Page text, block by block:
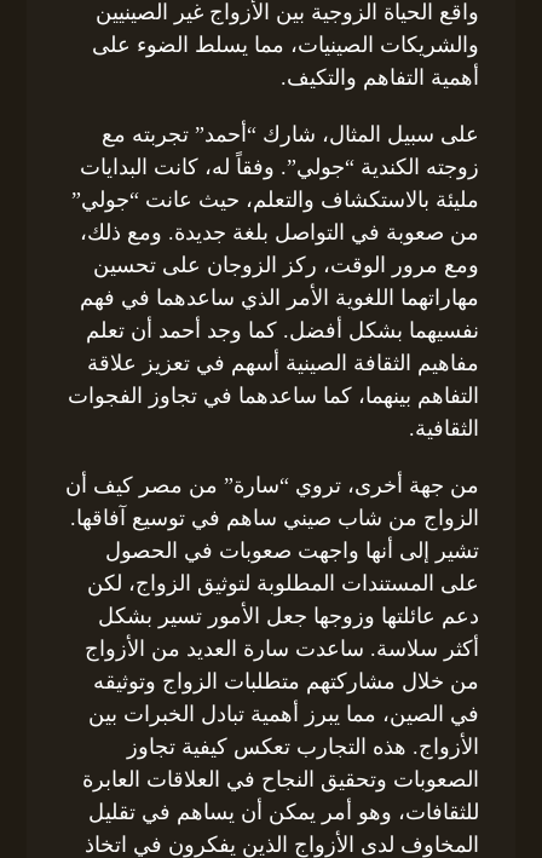
واقع الحياة الزوجية بين الأزواج غير الصينيين
والشريكات الصينيات، مما يسلط الضوء على
أهمية التفاهم والتكيف.
على سبيل المثال، شارك “أحمد” تجربته مع
زوجته الكندية “جولي”. وفقاً له، كانت البدايات
مليئة بالاستكشاف والتعلم، حيث عانت “جولي”
من صعوبة في التواصل بلغة جديدة. ومع ذلك،
ومع مرور الوقت، ركز الزوجان على تحسين
مهاراتهما اللغوية الأمر الذي ساعدهما في فهم
نفسيهما بشكل أفضل. كما وجد أحمد أن تعلم
مفاهيم الثقافة الصينية أسهم في تعزيز علاقة
التفاهم بينهما، كما ساعدهما في تجاوز الفجوات
الثقافية.
من جهة أخرى، تروي “سارة” من مصر كيف أن
الزواج من شاب صيني ساهم في توسيع آفاقها.
تشير إلى أنها واجهت صعوبات في الحصول
على المستندات المطلوبة لتوثيق الزواج، لكن
دعم عائلتها وزوجها جعل الأمور تسير بشكل
أكثر سلاسة. ساعدت سارة العديد من الأزواج
من خلال مشاركتهم متطلبات الزواج وتوثيقه
في الصين، مما يبرز أهمية تبادل الخبرات بين
الأزواج. هذه التجارب تعكس كيفية تجاوز
الصعوبات وتحقيق النجاح في العلاقات العابرة
للثقافات، وهو أمر يمكن أن يساهم في تقليل
المخاوف لدى الأزواج الذين يفكرون في اتخاذ